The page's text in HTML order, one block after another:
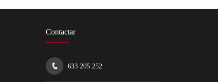
Contactar
633 205 252